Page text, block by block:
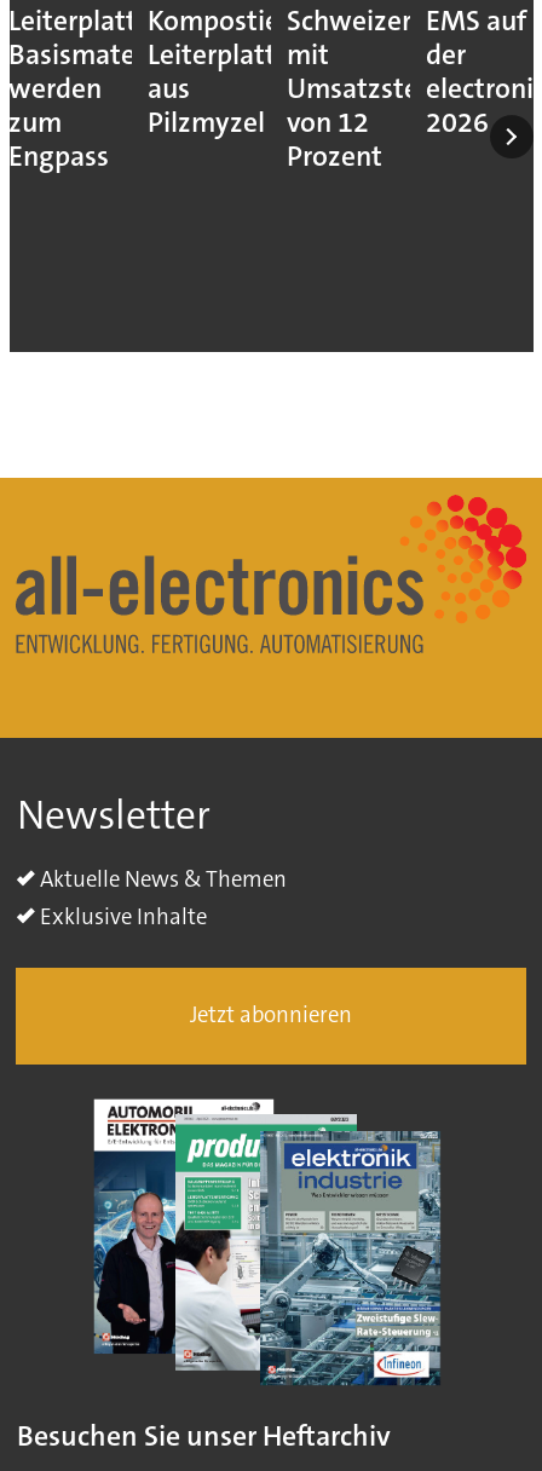
Leiterplatten-
Basismaterialien
werden
zum
Engpass
Kompostierbare
Leiterplatten
aus
Pilzmyzel
Schweizer
mit
Umsatzsteigerung
von 12
Prozent
EMS auf
der
2026
Newsletter
Aktuelle News & Themen
Exklusive Inhalte
Jetzt abonnieren
Besuchen Sie unser Heftarchiv